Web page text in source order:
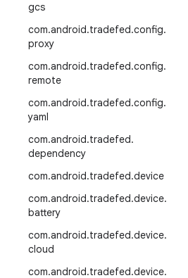
gcs
com.android.tradefed.config.
proxy
com.android.tradefed.config.
remote
com.android.tradefed.config.
yaml
com.android.tradefed.
dependency
com.android.tradefed.device
com.android.tradefed.device.
battery
com.android.tradefed.device.
cloud
com.android.tradefed.device.